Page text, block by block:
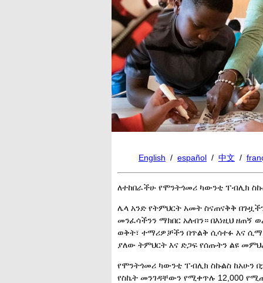
English / español / 中文 /
ለተከበራችሁ የሞንትጎመሪ ካውንቲ ፐብሊክ
ሌላ አንድ የትምህርት አመት ስናጠናቅቅ
መንፈሳችንን ማክበር አለብን። በእነዚህ
ወቅት፣ ተማሪዎቻችን በጥልቅ ሲሳተፉ እና
ያለው ትምህርት እና ድጋፍ የሰጡትን ልዩ
የሞንትጎመሪ ካውንቲ ፐብሊክ ስኩልስ ከአሁን
የስኬት መንገዳቸውን የሚቀጥሉ 12,000